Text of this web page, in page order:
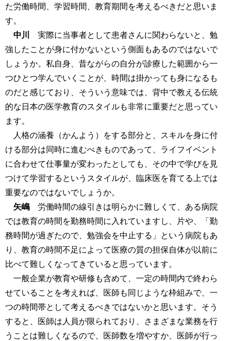
た労働時間、学習時間、教育期間を考えるべきだと思いま
す。
中川
実際に当事者として患者さんに関わらないと、勉
強したことが身に付かないという側面もあるのではないで
しょうか。私自身、昔ながらの自分が診療した範囲から一
つひとつ学んでいくことが、時間は掛かっても身になるも
のだと感じており、そういう意味では、背中で教える伝統
的な日本の医学教育のスタイルも非常に重要だと思ってい
ます。
人格の涵養（かんよう）をする部分と、スキルを身に付
ける部分は同時に進むべきものであって、ライフイベント
に合わせて仕事量が変わったとしても、その中で学びを見
つけて学習するというスタイルが、臨床医を育てる上では
重要なのではないでしょうか。
矢嶋 労働時間の線引きは明らかに難しくて、ある病院
では教育の時間を勤務時間に入れていますし、片や、「勤
務時間が過ぎたので、勉強会を中止する」という病院もあ
り、教育の時間不足によって医療の質の担保自体が以前に
比べて難しくなってきていると思っています。
一般企業が教育や研修も含めて、一定の時間内で終わら
せていることを考えれば、医師も同じような枠組みで、一
つの時間帯として考えるべきではないかと思います。そう
すると、医師は人員が限られており、さまざまな業務を行
うことは難しくなるので、医師数を増やすか、医師が行っ